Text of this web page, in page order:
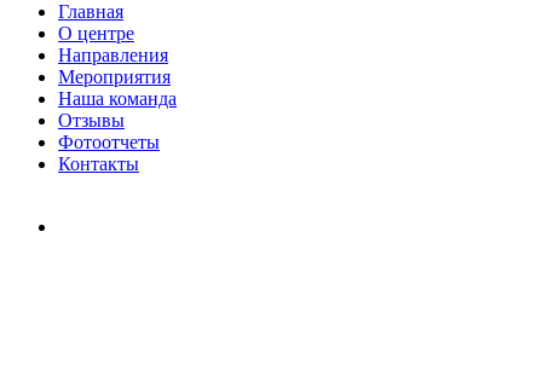
Главная
О центре
Направления
Мероприятия
Наша команда
Отзывы
Фотоотчеты
Контакты